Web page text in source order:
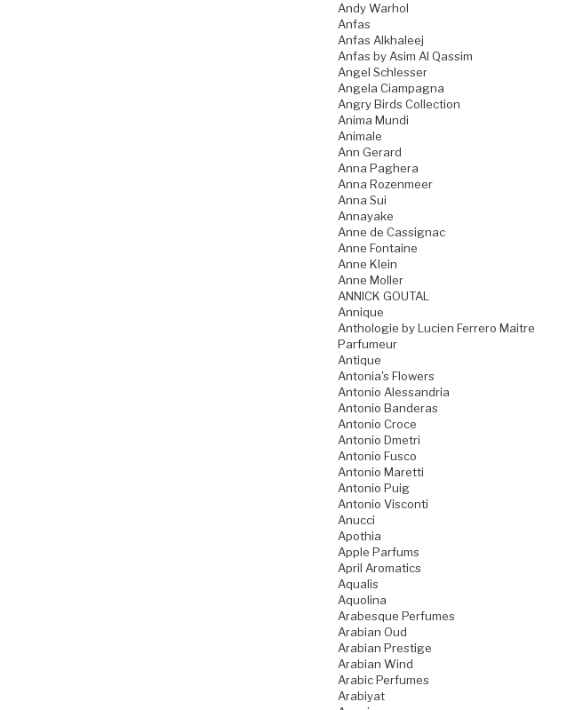
Andy Warhol
Anfas
Anfas Alkhaleej
Anfas by Asim Al Qassim
Angel Schlesser
Angela Ciampagna
Angry Birds Collection
Anima Mundi
Animale
Ann Gerard
Anna Paghera
Anna Rozenmeer
Anna Sui
Annayake
Anne de Cassignac
Anne Fontaine
Anne Klein
Anne Moller
ANNICK GOUTAL
Annique
Anthologie by Lucien Ferrero Maitre
Parfumeur
Antique
Antonia's Flowers
Antonio Alessandria
Antonio Banderas
Antonio Croce
Antonio Dmetri
Antonio Fusco
Antonio Maretti
Antonio Puig
Antonio Visconti
Anucci
Apothia
Apple Parfums
April Aromatics
Aqualis
Aquolina
Arabesque Perfumes
Arabian Oud
Arabian Prestige
Arabian Wind
Arabic Perfumes
Arabiyat